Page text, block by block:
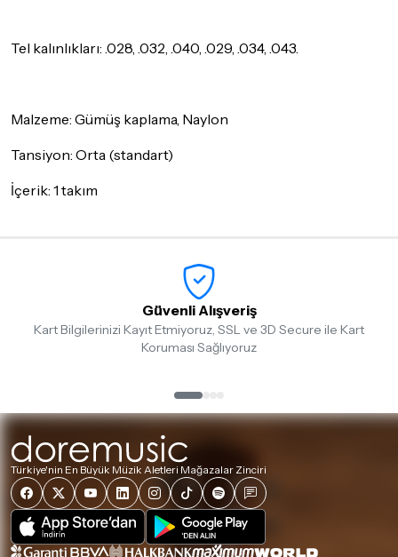
İade ve değişim koşulları, ürün kategorilerine göre farklılık
gösterebilir. Lütfen satın almadan önce ilgili ürünün
Tel kalınlıkları: .028, .032, .040, .029, .034, .043.
Malzeme: Gümüş kaplama, Naylon
Tansiyon: Orta (standart)
İçerik: 1 takım
Güvenli Alışveriş
Kart Bilgilerinizi Kayıt Etmiyoruz, SSL ve 3D Secure ile Kart
Koruması Sağlıyoruz
Türkiye'nin En Büyük Müzik Aletleri Mağazalar Zinciri